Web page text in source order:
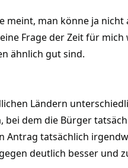
man könne ja
Frage der Zeit für
ähnlich gut sind.
Ländern
dem die Bürger
tatsächlich
deutlich besser und